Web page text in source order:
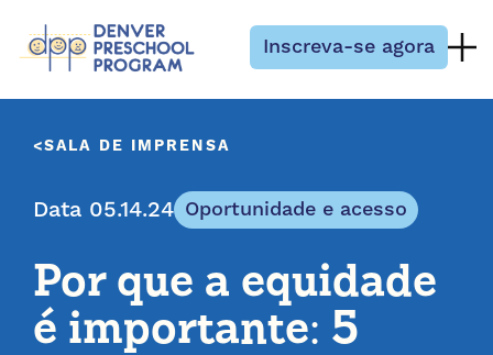
Inscreva-se agora
SALA DE IMPRENSA
Data 05.14.24 Oportunidade e acesso
Por que a equidade
é importante: 5